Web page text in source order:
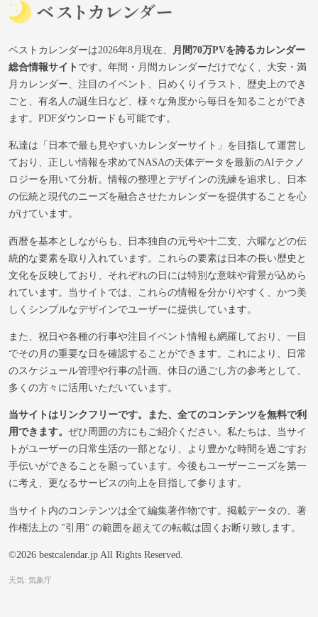
ベストカレンダーは2026年8月現在、
月間70万PVを誇るカレンダー
総合情報サイトです。年間・月間カレンダーだけでなく、大安・満
月カレンダー、注目のイベント、日めくりイラスト、歴史上のでき
ごと、有名人の誕生日など、様々な角度から毎日を知ることができ
ます。PDFダウンロードも可能です。
私達は「日本で最も見やすいカレンダーサイト」を目指して運営し
ており、正しい情報を求めてNASAの天体データを最新のAIテクノ
ロジーを用いて分析。情報の整理とデザインの洗練を追求し、日本
の伝統と現代のニーズを融合させたカレンダーを提供することを心
がけています。
西暦を基本としながらも、日本独自の元号や十二支、六曜などの伝
統的な要素を取り入れています。これらの要素は日本の長い歴史と
文化を反映しており、それぞれの日には特別な意味や背景が込めら
れています。当サイトでは、これらの情報を分かりやすく、かつ美
しくシンプルなデザインでユーザーに提供しています。
また、祝日や各種の行事や注目イベント情報も網羅しており、一目
でその月の重要な日を確認することができます。これにより、日常
のスケジュール管理や行事の計画、休日の過ごし方の参考として、
多くの方々に活用いただいています。
当サイトはリンクフリーです。また、全てのコンテンツを無料で利
用できます。 ぜひ周囲の方にもご紹介ください。私たちは、当サイ
トがユーザーの日常生活の一部となり、より豊かな時間を過ごすお
手伝いができることを願っています。今後もユーザーニーズを第一
に考え、更なるサービスの向上を目指して参ります。
当サイト内のコンテンツは全て編集著作物です。掲載データの、著
作権法上の "引用" の範囲を超えての転載は固くお断り致します。
©2026 bestcalendar.jp All Rights Reserved.
天気: 気象庁